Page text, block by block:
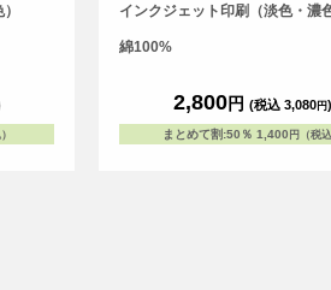
なカッコよさにあこがれますよね。
ウェイトTシャツはそん本場アメリ
ールを感じさせてくれるTシャツで
以外の時期でもインナーとして大活
す。一年を通してさらりとさわや
してみませんか？
インクジェット印刷（淡色・濃色
綿100%
2,800円 (税込 3,080円)
まとめて割:50％ 1,400 円（税込